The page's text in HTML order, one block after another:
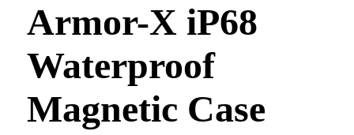
Armor-X iP68
Waterproof
Magnetic Case